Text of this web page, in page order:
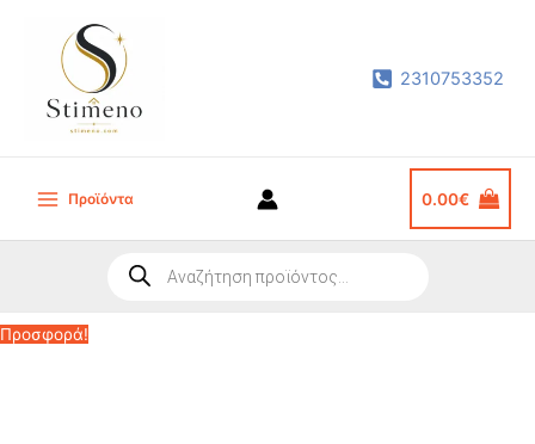
περιεχόμενο
2310753352
Main
Προϊόντα 0.00€
search
Προσφορά!